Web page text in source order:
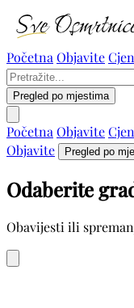
Početna Objavite
Pregled po mjestima
Početna Objavite
Objavite
Pregled po
Odaberite
Obavijesti ili